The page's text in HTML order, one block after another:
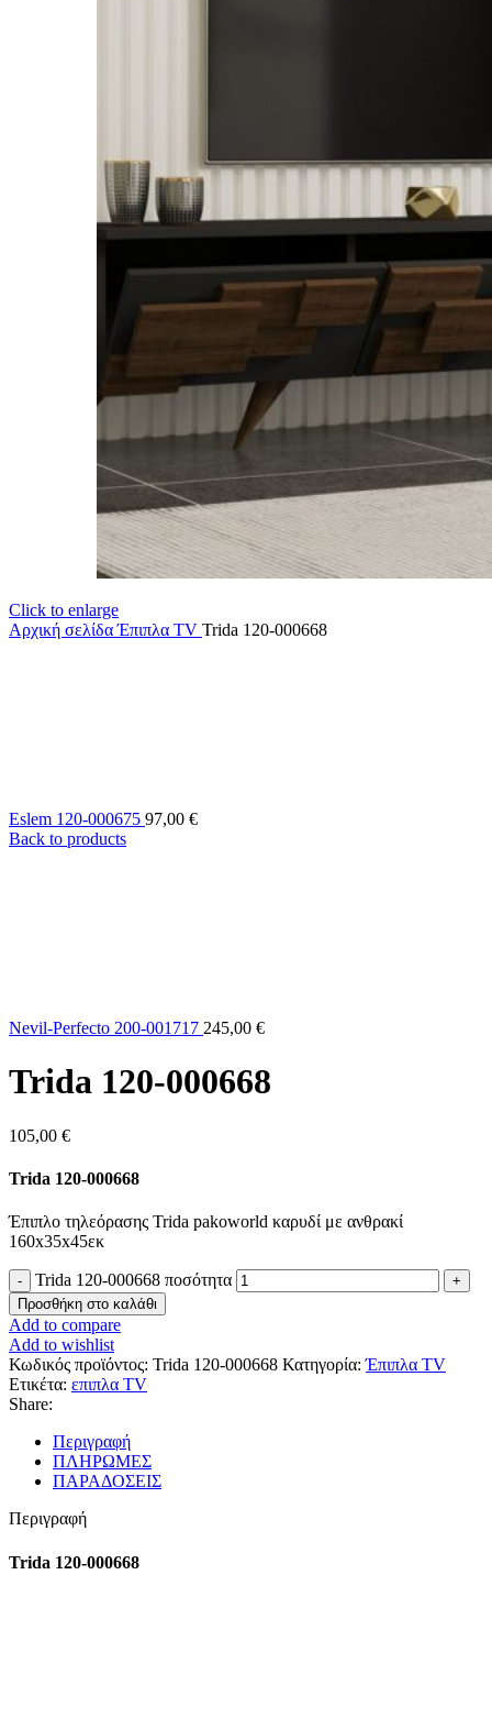
Click to enlarge
Αρχική σελίδαΈπιπλα TV Trida 120-000668
Eslem 120-000675 97,00 €
Back to products
Nevil-Perfecto 200-001717 245,00 €
Trida 120-000668
105,00 €
Trida 120-000668
Έπιπλο τηλεόρασης Trida pakoworld καρυδί με ανθρακί
160x35x45εκ
Trida 120-000668 ποσότητα
Προσθήκη στο καλάθι
Add to compare
Add to wishlist
Κωδικός προϊόντος: Trida 120-000668 Κατηγορία: Έπιπλα TV
Ετικέτα: επιπλα TV
Share:
Περιγραφή
ΠΛΗΡΩΜΕΣ
ΠΑΡΑΔΟΣΕΙΣ
Περιγραφή
Trida 120-000668